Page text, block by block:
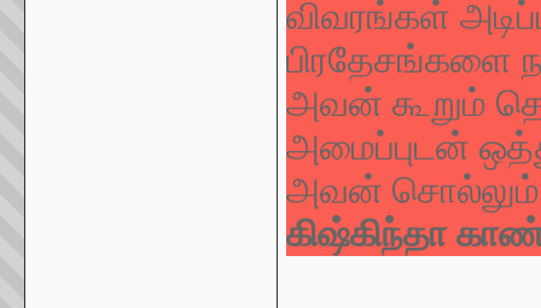
விவரங்கள்
பிரதேசங்களை
அவன் கூறும்
அமைப்புடன்
அவன்
கிஷ்கிந்தா